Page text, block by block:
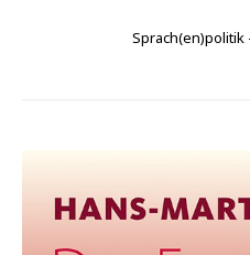
Sprach(en)politik